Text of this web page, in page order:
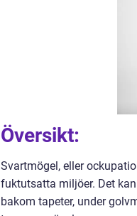
Översikt:
Svartmögel, eller
fuktutsatta miljöer. Det
bakom tapeter, under